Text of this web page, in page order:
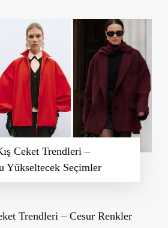
Ceket Trendleri –
Yükseltecek Seçimler
Trendleri – Cesur Renkler